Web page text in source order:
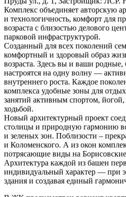
Комплекс объединяет авторскую
и технологичность, комфорт для
возраста с близостью делового
парковой инфраструктурой.
Созданный для всех поколений
комфортный и здоровый образ
возраста. Здесь вы и ваши родные,
настроятся на одну волну —
внутреннего роста. Каждое
комплекса удобные зоны для
занятий активным спортом,
ходьбой.
Новый архитектурный проект
столицы и природную гармонию
и зеленых зон. Поблизости –
и Коломенского. А из окон
потрясающие виды на
Архитектура каждой из башен
индивидуальный характер — при
здания и создавая единый